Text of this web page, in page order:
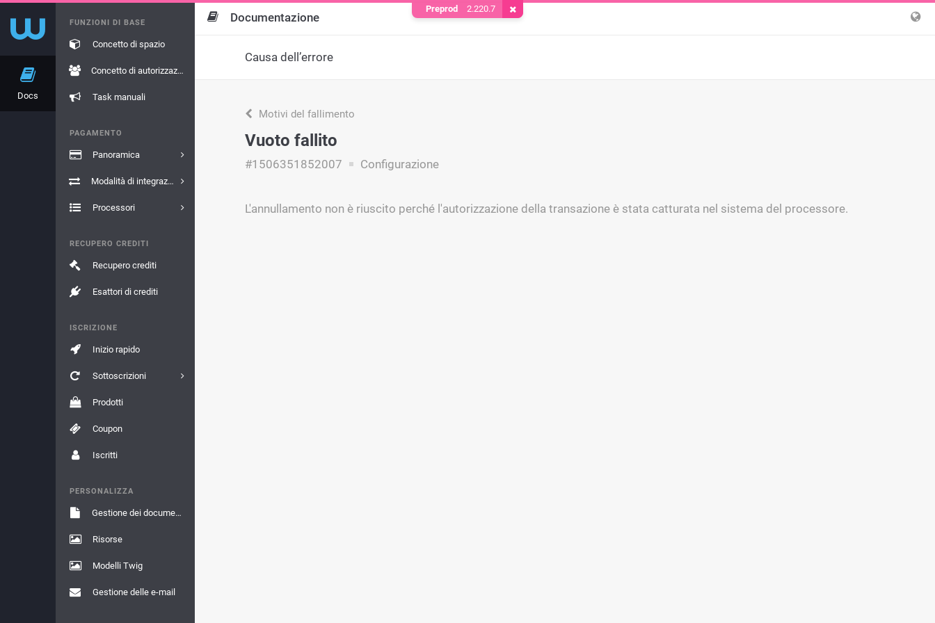
Docs
FUNZIONI DI BASE
Concetto di spazio
Concetto di autorizzazione
Task manuali
PAGAMENTO
Panoramica
Modalità di integrazione
Processori
RECUPERO CREDITI
Recupero crediti
Esattori di crediti
ISCRIZIONE
Inizio rapido
Sottoscrizioni
Prodotti
Coupon
Iscritti
PERSONALIZZA
Gestione dei documenti
Risorse
Modelli Twig
Gestione delle e-mail
Documentazione
Causa dell’errore
Motivi del fallimento
Vuoto fallito
#1506351852007 Configurazione
L'annullamento non è riuscito perché l'autorizzazione della transazione è stata catturata nel sistema del processore.
Preprod 2.220.7 Rimuovere il cookie